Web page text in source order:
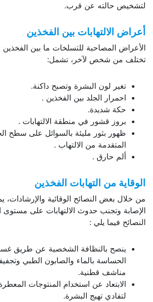
حالته عن قرب.
الالتهابات بين الفخذين
المصاحبة للتسلخات ما بين الفخذين
من شخص لآخر، تشمل:
تغير لون البشرة وتصبح داكنة.
احمرار الجلد بين الفخذين .
حكة شديدة.
بروز قشور في منطقة الالتهابات .
ظهور بثور مليئة بالسوائل على سطح الجلد في
المتقدمة من الالتهاب .
ألم حارق .
من التهابات الفخذين
بعض النصائح الوقائية والإرشادات، يمكنك
وتجنب حدوث الالتهابات على مستوى
فيما يلي :
ينصح بالنظافة الشخصية عن طريق غسل هذه
الحساسة بالماء والصابون الطبي وتجفيفها
مناشف قطنية.
الابتعاد عن استخدام المنتوجات المعطرة
لتفادي تهيج البشرة.